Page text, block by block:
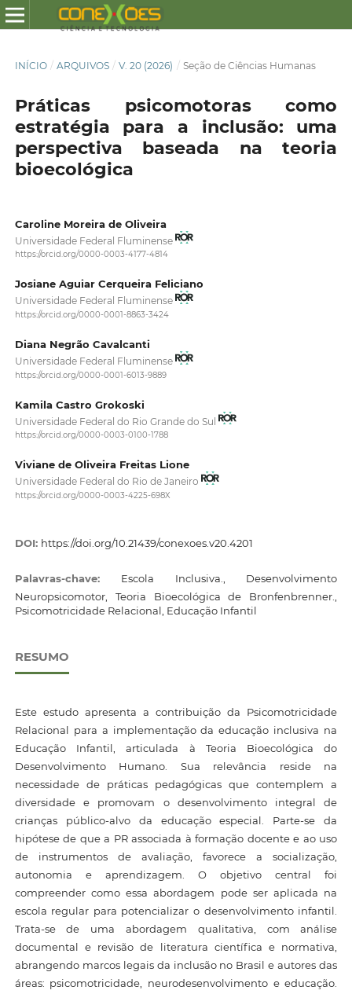
INÍCIO / ARQUIVOS / V. 20 (2026) / Seção de Ciências Humanas
Práticas psicomotoras como
estratégia para a inclusão: uma
perspectiva baseada na teoria
bioecológica
Caroline Moreira de Oliveira
Universidade Federal Fluminense
https://orcid.org/0000-0003-4177-4814
Josiane Aguiar Cerqueira Feliciano
Universidade Federal Fluminense
https://orcid.org/0000-0001-8863-3424
Diana Negrão Cavalcanti
Universidade Federal Fluminense
https://orcid.org/0000-0001-6013-9889
Kamila Castro Grokoski
Universidade Federal do Rio Grande do Sul
https://orcid.org/0000-0003-0100-1788
Viviane de Oliveira Freitas Lione
Universidade Federal do Rio de Janeiro
https://orcid.org/0000-0003-4225-698X
DOI: https://doi.org/10.21439/conexoes.v20.4201
Palavras-chave: Escola Inclusiva., Desenvolvimento
Neuropsicomotor, Teoria Bioecológica de Bronfenbrenner.,
Psicomotricidade Relacional, Educação Infantil
RESUMO
Este estudo apresenta a contribuição da Psicomotricidade
Relacional para a implementação da educação inclusiva na
Educação Infantil, articulada à Teoria Bioecológica do
Desenvolvimento Humano. Sua relevância reside na
necessidade de práticas pedagógicas que contemplem a
diversidade e promovam o desenvolvimento integral de
crianças público-alvo da educação especial. Parte-se da
hipótese de que a PR associada à formação docente e ao uso
de instrumentos de avaliação, favorece a socialização,
autonomia e aprendizagem. O objetivo central foi
compreender como essa abordagem pode ser aplicada na
escola regular para potencializar o desenvolvimento infantil.
Trata-se de uma abordagem qualitativa, com análise
documental e revisão de literatura científica e normativa,
abrangendo marcos legais da inclusão no Brasil e autores das
áreas: psicomotricidade, neurodesenvolvimento e educação.